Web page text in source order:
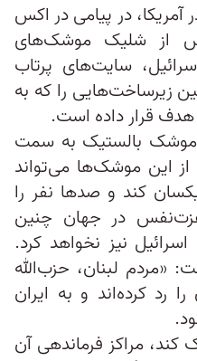
آمریکا، در پیامی در اکس
از شلیک موشک‌های
سایت‌های پرتاب
زیرساخت‌هایی را که به
هدف قرار داده است.
لایتر افزود: «ایران امروز ۱۱ موشک بالستیک به سمت
این موشک‌ها می‌تواند
کند و صدها نفر را
در جهان چنین
نیز نخواهد کرد.
«مردم لبنان، حزب‌الله
رد کرده‌اند و به ایران
کند، مراکز فرماندهی آن